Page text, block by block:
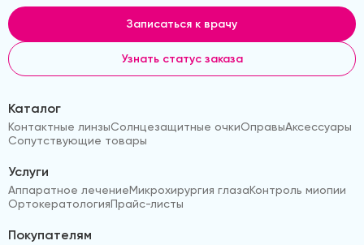
Записаться к врачу
Узнать статус заказа
Каталог
Контактные линзыСолнцезащитные очкиОправыАксессуары
Сопутствующие товары
Услуги
Аппаратное лечениеМикрохирургия глазаКонтроль миопии
ОртокератологияПрайс-листы
Покупателям